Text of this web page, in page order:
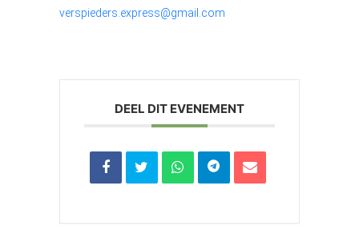
verspieders.express@gmail.com
DEEL DIT EVENEMENT